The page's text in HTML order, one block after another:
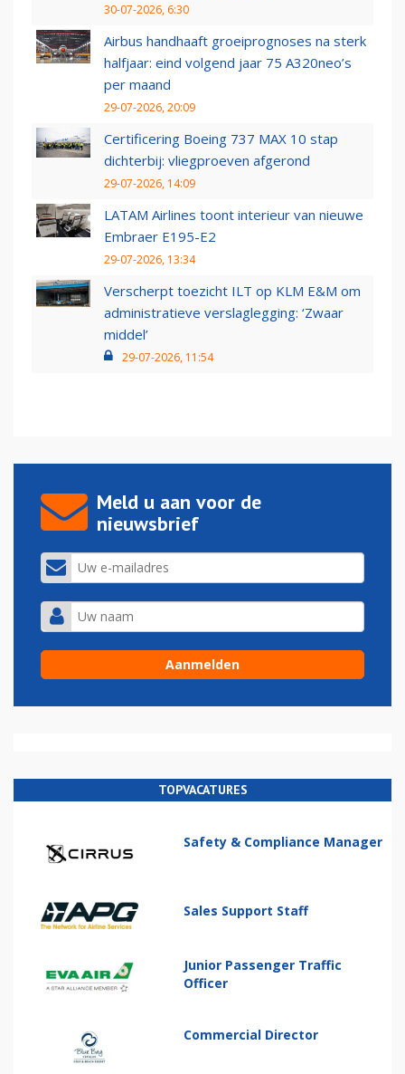
30-07-2026, 6:30
Airbus handhaaft groeiprognoses na sterk
halfjaar: eind volgend jaar 75 A320neo’s
per maand
29-07-2026, 20:09
Certificering Boeing 737 MAX 10 stap
dichterbij: vliegproeven afgerond
29-07-2026, 14:09
LATAM Airlines toont interieur van nieuwe
Embraer E195-E2
29-07-2026, 13:34
Verscherpt toezicht ILT op KLM E&M om
administratieve verslaglegging: ‘Zwaar
middel’
29-07-2026, 11:54
Meld u aan voor de
nieuwsbrief
TOPVACATURES
Safety & Compliance Manager
Sales Support Staff
Junior Passenger Traffic
Officer
Commercial Director